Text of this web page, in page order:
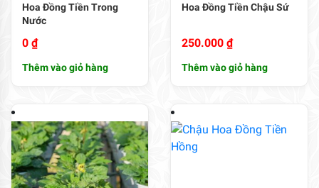
Hoa Đồng Tiền Trong
Nước
0 ₫
Thêm vào giỏ hàng
Hoa Đồng Tiền Chậu Sứ
250.000 ₫
Thêm vào giỏ hàng